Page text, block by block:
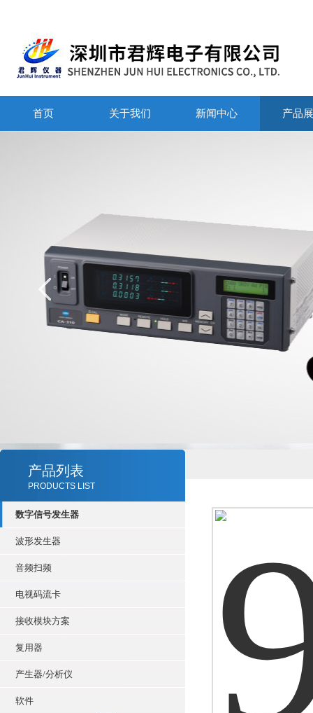
首页 关于我们 新闻中心 产品
产品列表
PRODUCTS LIST
数字信号发生器
波形发生器
音频扫频
电视码流卡
接收模块方案
复用器
产生器/分析仪
软件